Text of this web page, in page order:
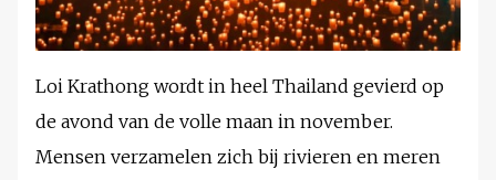
Loi Krathong wordt in heel Thailand gevierd op
de avond van de volle maan in november.
Mensen verzamelen zich bij rivieren en meren